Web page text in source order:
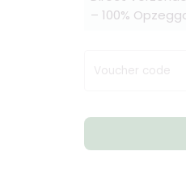
– 100%
Voucher code